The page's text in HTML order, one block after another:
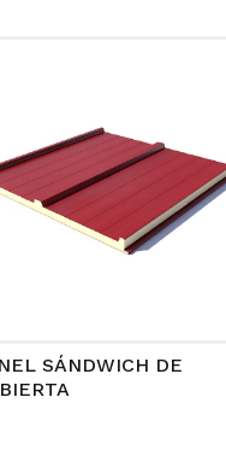
SÁNDWICH DE